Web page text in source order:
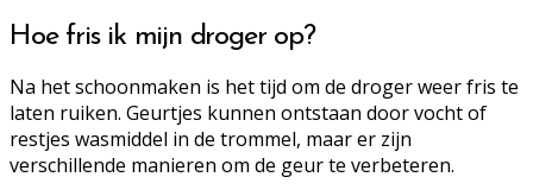
Hoe fris ik mijn droger op?
Na het schoonmaken is het tijd om de droger weer fris te
laten ruiken. Geurtjes kunnen ontstaan door vocht of
restjes wasmiddel in de trommel, maar er zijn
verschillende manieren om de geur te verbeteren.